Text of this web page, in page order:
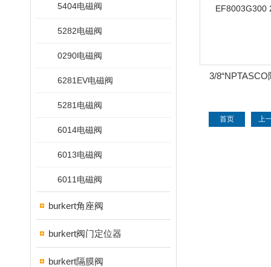
5404电磁阀
5282电磁阀
0290电磁阀
6281EV电磁阀
5281电磁阀
6014电磁阀
6013电磁阀
6011电磁阀
burkert角座阀
burkert阀门定位器
burkert隔膜阀
3/
首页 上